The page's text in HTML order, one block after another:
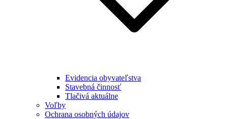
Evidencia obyvateľstva
Stavebná činnosť
Tlačivá aktuálne
Voľby
Ochrana osobných údajov